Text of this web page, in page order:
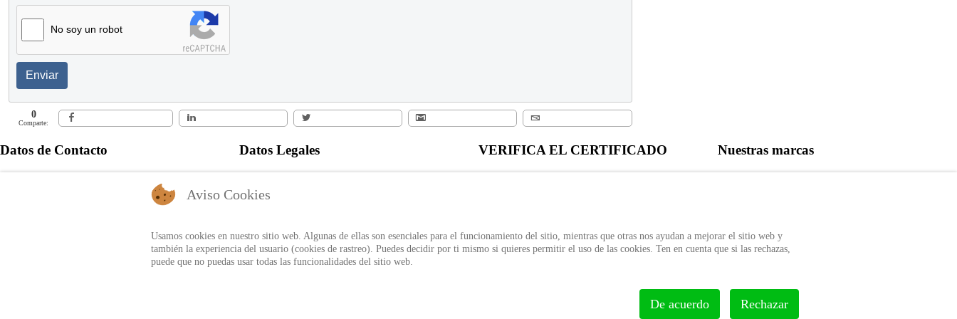
No soy un robot
Enviar
0
Comparte:
Datos de Contacto
+57 311 8666327 - 323 6964227
Datos Legales
Autorización de tratamiento de datos personales
VERIFICA EL CERTIFICADO
Verificar Certificado
Nuestras marcas
Aviso Cookies
Usamos cookies en nuestro sitio web. Algunas de ellas son esenciales para el funcionamiento del sitio, mientras que otras nos ayudan a mejorar el sitio web y
también la experiencia del usuario (cookies de rastreo). Puedes decidir por ti mismo si quieres permitir el uso de las cookies. Ten en cuenta que si las rechazas,
puede que no puedas usar todas las funcionalidades del sitio web.
De acuerdo Rechazar